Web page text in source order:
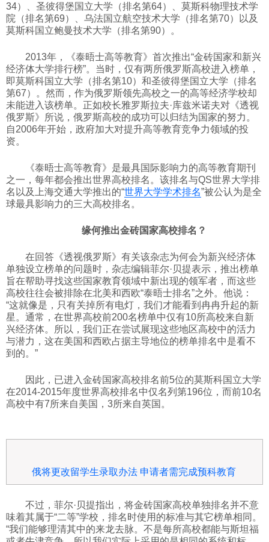
34）、圣彼得堡国立大学（排名第64）、莫斯科物理技术学
院（排名第69）、乌法国立航空技术大学（排名第70）以及
莫斯科国立鲍曼技术大学（排名第90）。
2013年，《泰晤士高等教育》首次推出“金砖国家和新兴
经济体大学排行榜”。当时，仅有两所俄罗斯高校进入榜单，
即莫斯科国立大学（排名第10）和圣彼得堡国立大学（排名
第67）。然而，作为俄罗斯领先高校之一的高等经济学校却
未能进入该榜单。正如校长雅罗斯拉夫·库兹米诺夫对《透视
俄罗斯》所说，俄罗斯高校的成功可以归结为国家的努力。
自2006年开始，政府加大对提升高等教育竞争力领域的投
资。
《泰晤士高等教育》是最具国际影响力的高等教育期刊
之一，每年都会推出世界高校排名。该排名与QS世界大学排
名以及上海交通大学推出的“世界大学学术排名”被公认为是全
球最具影响力的三大高校排名。
缘何推出金砖国家高校排名？
在回答《透视俄罗斯》有关该杂志为何会为新兴经济体
单独设立榜单的问题时，杂志编辑菲尔·贝提表示，推出榜单
旨在帮助寻找这些国家教育领域中新出现的领军者，而这些
高校往往会被排除在北美和西欧“泰晤士排名”之外。他说：
“这就像是，只有关掉所有电灯，我们才能看到冉冉升起的新
星。通常，在世界高校前200名榜单中仅有10所高校来自新
兴经济体。所以，我们正在尝试展现这些地区高校中的活力
与潜力，这在美国和西欧占据主导地位的榜单排名中是看不
到的。”
因此，已进入金砖国家高校排名前5位的莫斯科国立大学
在2014-2015年度世界高校排名中仅名列第196位，而前10名
高校中有7所来自美国，3所来自英国。
俄将更改留学生录取办法 申请者需完成预科教育
不过，菲尔·贝提指出，将金砖国家高校单独排名并不意
味着其属于“二等”学校，排名时使用的标准与其它榜单相同。
“我们能够理清其中的来龙去脉。不是每所高校都能与斯坦福